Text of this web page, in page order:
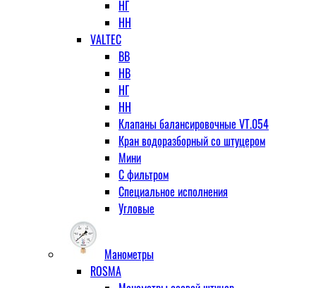
НГ
НН
VALTEC
ВВ
НВ
НГ
НН
Клапаны балансировочные VT.054
Кран водоразборный со штуцером
Мини
С фильтром
Специальное исполнения
Угловые
Манометры
ROSMA